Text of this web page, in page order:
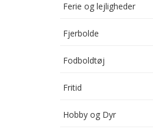
Ferie og lejligheder
Fjerbolde
Fodboldtøj
Fritid
Hobby og Dyr